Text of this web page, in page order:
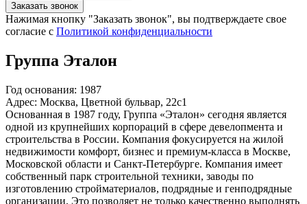
Заказать звонок
Нажимая кнопку "Заказать звонок", вы подтверждаете свое
согласие с Политикой конфиденциальности
Группа Эталон
Год основания: 1987
Адрес: Москва, Цветной бульвар, 22с1
Основанная в 1987 году, Группа «Эталон» сегодня является
одной из крупнейших корпораций в сфере девелопмента и
строительства в России. Компания фокусируется на жилой
недвижимости комфорт, бизнес и премиум-класса в Москве,
Московской области и Санкт-Петербурге. Компания имеет
собственный парк строительной техники, заводы по
изготовлению стройматериалов, подрядные и генподрядные
организации. Это позволяет не только качественно выполнять